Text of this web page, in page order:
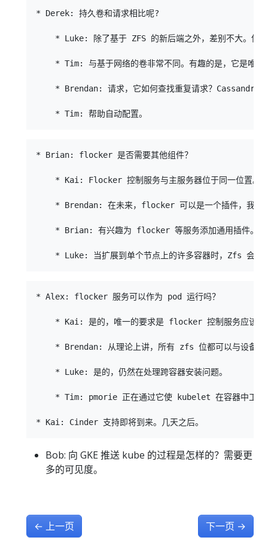
* Derek: 持久卷和请求相比呢?
* Luke: 除了基于 ZFS 的新后端之外，差别不大。使
* Tim: 与基于网络的卷非常不同。有趣的是，它是唯一
* Brendan: 请求，它如何查找重复请求？Cassandra
* Brian: flocker 是否需要其他组件？
* Kai: Flocker 控制服务与主服务器位于同一位置
* Brendan: 在未来，flocker 可以是一个插件，我们
    * Brian: 有兴趣为 flocker 等服务添加通用插件。
* Alex: flocker 服务可以作为 pod 运行吗？
* Kai: 是的，唯一的要求是 flocker 控制服务应该
* Brendan: 从理论上讲，所有 zfs 位都可以与设备一
    * Luke: 是的，仍然在处理跨容器安装问题。
* Tim: pmorie 正在通过它使 kubelet 在容器中工作
Bob: 向 GKE 推送 kube 的过程是怎样的？需要更
多的可见度。
← 上一页 下一页 →